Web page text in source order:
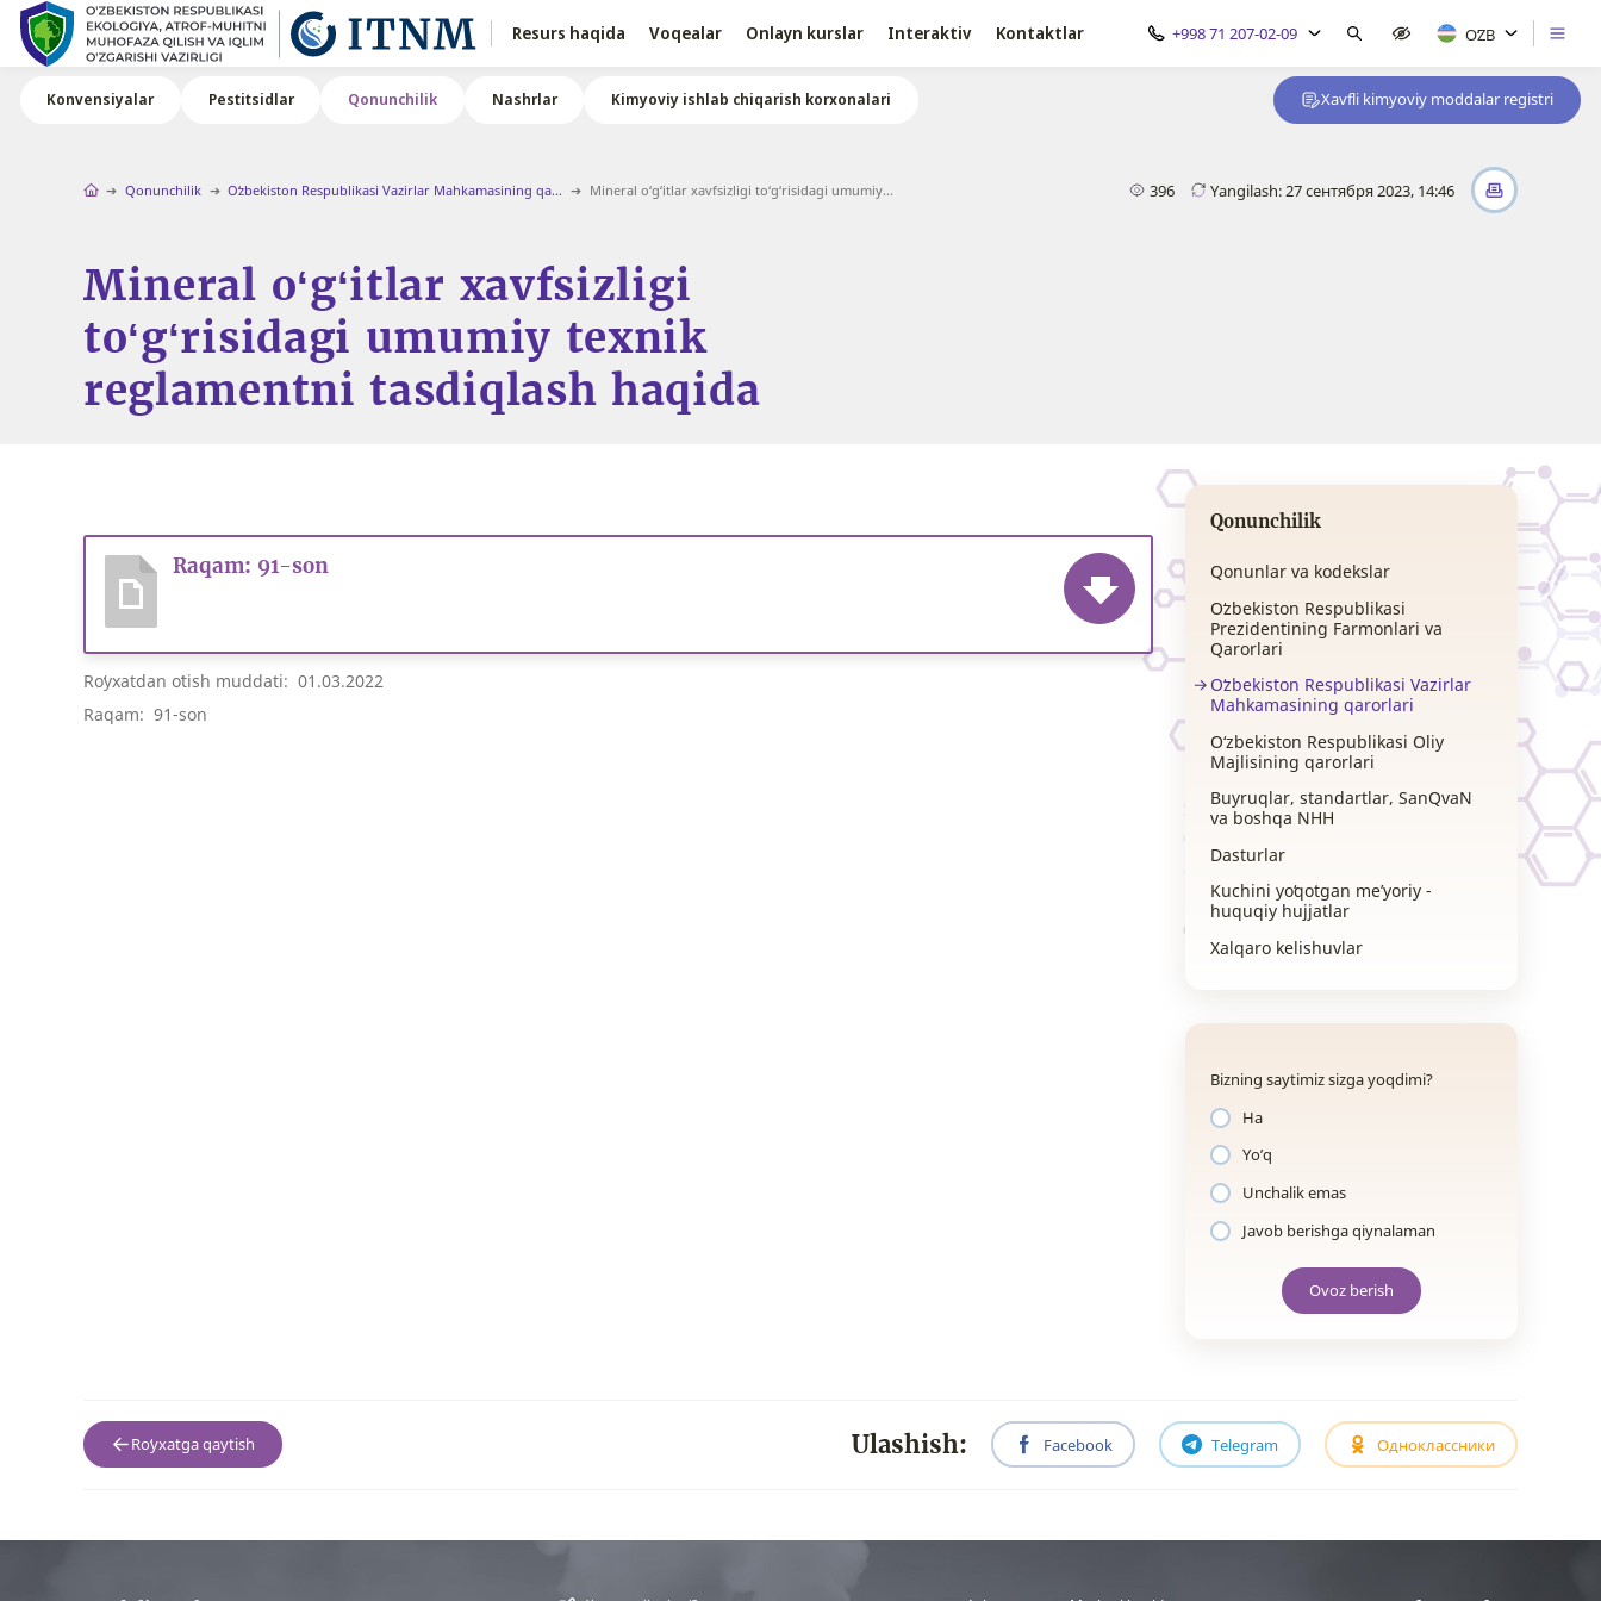
Resurs haqida Voqealar Onlayn kurslar Interaktiv Kontaktlar +998 71 207-02-09 OʻZB
Konvensiyalar Pestitsidlar Qonunchilik Nashrlar Kimyoviy ishlab chiqarish korxonalari Xavfli kimyoviy moddalar registri
Qonunchilik Oʻzbekiston Respublikasi Vazirlar Mahkamasining qa... Mineral o‘g‘itlar xavfsizligi to‘g‘risidagi umumiy... 396 Yangilash: 27 сентября 2023, 14:46
Mineral o‘g‘itlar xavfsizligi
to‘g‘risidagi umumiy texnik
reglamentni tasdiqlash haqida
Raqam: 91-son
Roʻyxatdan oʻtish muddati: 01.03.2022
Raqam: 91-son
Qonunchilik
Qonunlar va kodekslar
Oʻzbekiston Respublikasi
Prezidentining Farmonlari va
Qarorlari
Oʻzbekiston Respublikasi Vazirlar
Mahkamasining qarorlari
O‘zbekiston Respublikasi Oliy
Majlisining qarorlari
Buyruqlar, standartlar, SanQvaN
va boshqa NHH
Dasturlar
Kuchini yoʻqotgan me’yoriy -
huquqiy hujjatlar
Xalqaro kelishuvlar
Bizning saytimiz sizga yoqdimi?
Ha
Yo’q
Unchalik emas
Javob berishga qiynalaman
Ovoz berish
Roʻyxatga qaytish Ulashish: Facebook Telegram Одноклассники